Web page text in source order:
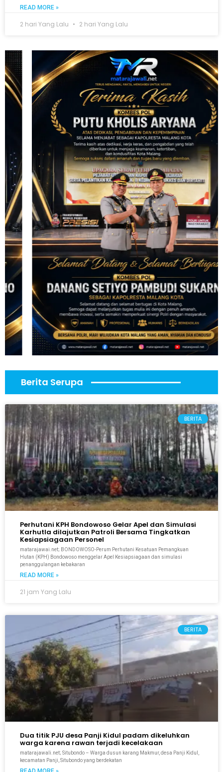
READ MORE »
2 hari Yang Lalu 2 hari Yang Lalu
Berita Serupa
BERITA
Perhutani KPH Bondowoso Gelar Apel dan Simulasi
Karhutla dilajutkan Patroli Bersama Tingkatkan
Kesiapsiagaan Personel
matarajawai.net; BONDOWOSO-Perum Perhutani Kesatuan Pemangkuan
Hutan (KPH) Bondowoso menggelar Apel Kesiapsiagaan dan simulasi
penanggulangan kebakaran
READ MORE »
21 jam Yang Lalu
BERITA
Dua titik PJU desa Panji Kidul padam dikeluhkan
warga karena rawan terjadi kecelakaan
matarajawali.net; Situbondo – Warga dusun karang Makmur, desa Panji Kidul,
kecamatan Panji, Situbondo yang berdekatan